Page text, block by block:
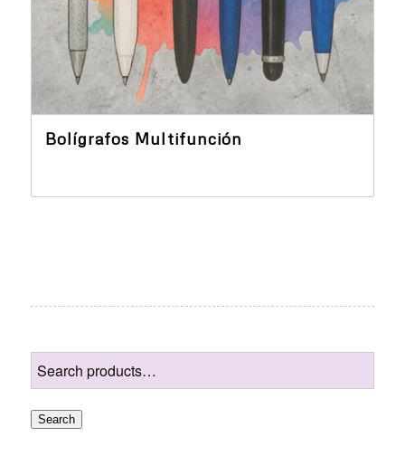
Bolígrafos Multifunción
Search